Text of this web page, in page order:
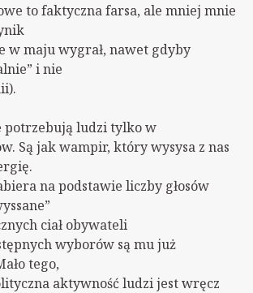
to faktyczna farsa, ale mniej mnie
w maju wygrał, nawet gdyby
i nie
potrzebują ludzi tylko w
Są jak wampir, który wysysa z nas
na podstawie liczby głosów
ciał obywateli
wyborów są mu już
tego,
aktywność ludzi jest wręcz